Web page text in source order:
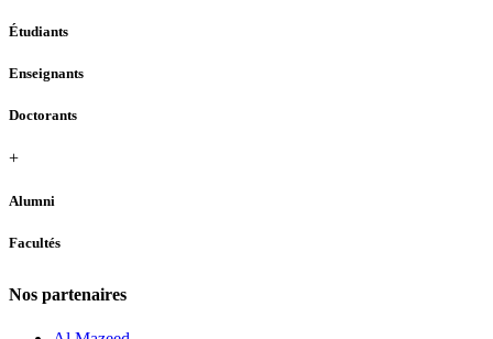
Étudiants
Enseignants
Doctorants
+
Alumni
Facultés
Nos partenaires